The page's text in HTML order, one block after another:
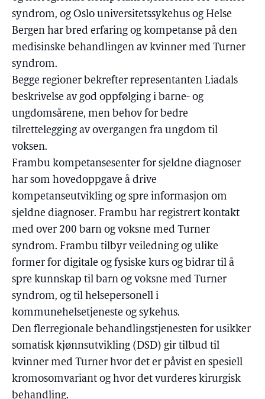
syndrom, og Oslo universitetssykehus og Helse
Bergen har bred erfaring og kompetanse på den
medisinske behandlingen av kvinner med Turner
syndrom.
Begge regioner bekrefter representanten Liadals
beskrivelse av god oppfølging i barne- og
ungdomsårene, men behov for bedre
tilrettelegging av overgangen fra ungdom til
voksen.
Frambu kompetansesenter for sjeldne diagnoser
har som hovedoppgave å drive
kompetanseutvikling og spre informasjon om
sjeldne diagnoser. Frambu har registrert kontakt
med over 200 barn og voksne med Turner
syndrom. Frambu tilbyr veiledning og ulike
former for digitale og fysiske kurs og bidrar til å
spre kunnskap til barn og voksne med Turner
syndrom, og til helsepersonell i
kommunehelsetjeneste og sykehus.
Den flerregionale behandlingstjenesten for usikker
somatisk kjønnsutvikling (DSD) gir tilbud til
kvinner med Turner hvor det er påvist en spesiell
kromosomvariant og hvor det vurderes kirurgisk
behandling.